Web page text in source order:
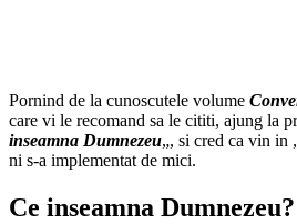
Pornind de la cunoscutele volume
care vi le recomand sa le cititi, ajung la
inseamna Dumnezeu„, si cred ca vin in
ni s-a implementat de mici.
Ce inseamna Dumnezeu?